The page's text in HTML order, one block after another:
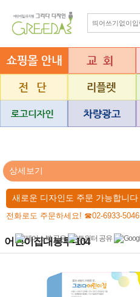
상세보기
새로운 디자인도 주문 가능합니다
전화로도 주문하세요! ☎02-6933-5046
어린이집대봉투-104